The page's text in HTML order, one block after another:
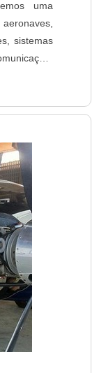
uma
sistemas
de
sistemas
os nossos
e são
rigorosas
são
a